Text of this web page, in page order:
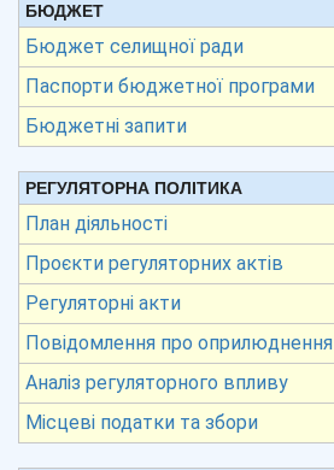
БЮДЖЕТ
Бюджет селищної ради
Паспорти бюджетної програми
Бюджетні запити
РЕГУЛЯТОРНА ПОЛІТИКА
План діяльності
Проєкти регуляторних актів
Регуляторні акти
Повідомлення про оприлюднення
Аналіз регуляторного впливу
Місцеві податки та збори